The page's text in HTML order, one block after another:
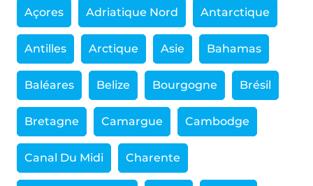
Açores Adriatique Nord Antarctique
Antilles Arctique Asie Bahamas
Baléares Belize Bourgogne Brésil
Bretagne Camargue Cambodge
Canal Du Midi Charente